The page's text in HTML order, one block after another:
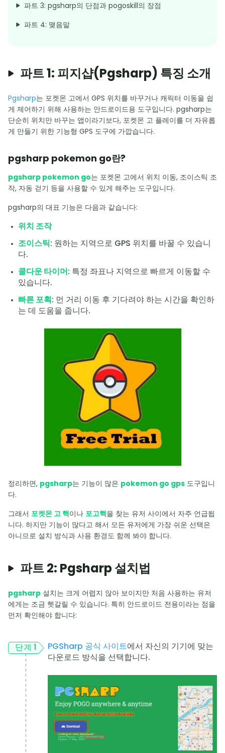
파트 3: pgsharp의 단점과 pogoskill의 장점
파트 4: 맺음말
파트 1: 피지샵(pgsharp) 특징 소개
Pgsharp는 포켓몬 고에서 GPS 위치를 바꾸거나 캐릭터 이동을 쉽
게 제어하기 위해 사용하는 안드로이드용 도구입니다. pgsharp는
단순히 위치만 바꾸는 앱이라기보다, 포켓몬 고 플레이를 더 자유롭
게 만들기 위한 기능형 GPS 도구에 가깝습니다.
pgsharp pokemon go란?
pgsharp pokemon go는 포켓몬 고에서 위치 이동, 조이스틱 조
작, 자동 걷기 등을 사용할 수 있게 해주는 도구입니다.
pgsharp의 대표 기능은 다음과 같습니다:
위치 조작
조이스틱: 원하는 지역으로 GPS 위치를 바꿀 수 있습니
다.
쿨다운 타이머: 특정 좌표나 지역으로 빠르게 이동할 수
있습니다.
빠른 포획: 먼 거리 이동 후 기다려야 하는 시간을 확인하
는 데 도움을 줍니다.
정리하면, pgsharp는 기능이 많은 pokemon go gps 도구입니
다.
그래서 포켓몬 고 핵이나 포고핵을 찾는 유저 사이에서 자주 언급됩
니다. 하지만 기능이 많다고 해서 모든 유저에게 가장 쉬운 선택은
아니므로 설치 방식과 사용 환경도 함께 봐야 합니다.
파트 2: Pgsharp 설치법
pgsharp 설치는 크게 어렵지 않아 보이지만 처음 사용하는 유저
에게는 조금 헷갈릴 수 있습니다. 특히 안드로이드 전용이라는 점을
먼저 확인해야 합니다:
단계 1 PGSharp 공식 사이트에서 자신의 기기에 맞는
다운로드 방식을 선택합니다.